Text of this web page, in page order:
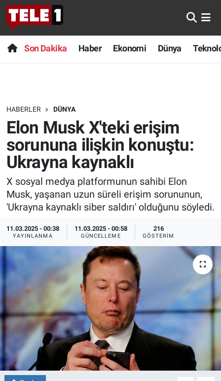
Son Dakika Haber Ekonomi Dünya
HABERLER DÜNYA
Elon Musk X'teki erişim
sorununa ilişkin konuştu:
Ukrayna kaynaklı
X sosyal medya platformunun sahibi Elon
Musk, yaşanan uzun süreli erişim sorununun,
'Ukrayna kaynaklı siber saldırı' olduğunu söyledi.
11.03.2025 - 00:38
YAYINLANMA
11.03.2025 - 00:58
GÜNCELLEME
216
GÖSTERIM
Anında Manşet
Başka Sohbetler
Bilim turu
Bilim ve Teknoloji Evreni
Doğa Konuşuyor
Dünya
Ege Saati
Ege'den Esintiler
Eğlence
Ekonomi
Forum
Gerçeğin İzinde
Son Dakika
Haber
Dünya
Sağlık
Spor
Yayın Akışı
İletişim
Nöbetçi Eczaneler
Hava Durumu
Trafik Durumu
Süper Lig Puan Durumu ve Fikstür
Tüm Manşetler
Son Dakika Haberleri
Haber Arşivi